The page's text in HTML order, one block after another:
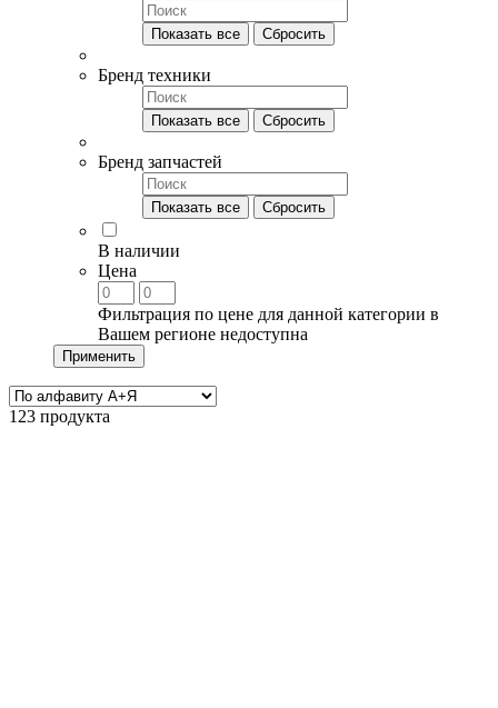
Показать все Сбросить
Бренд техники
Показать все Сбросить
Бренд запчастей
Показать все Сбросить
В наличии
Цена
Фильтрация по цене для данной категории в
Вашем регионе недоступна
Применить
123 продукта